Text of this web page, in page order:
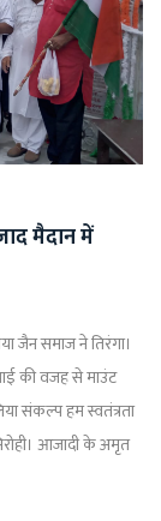
मैदान में
जैन समाज ने तिरंगा।
की वजह से माउंट
संकल्प हम स्वतंत्रता
आजादी के अमृत